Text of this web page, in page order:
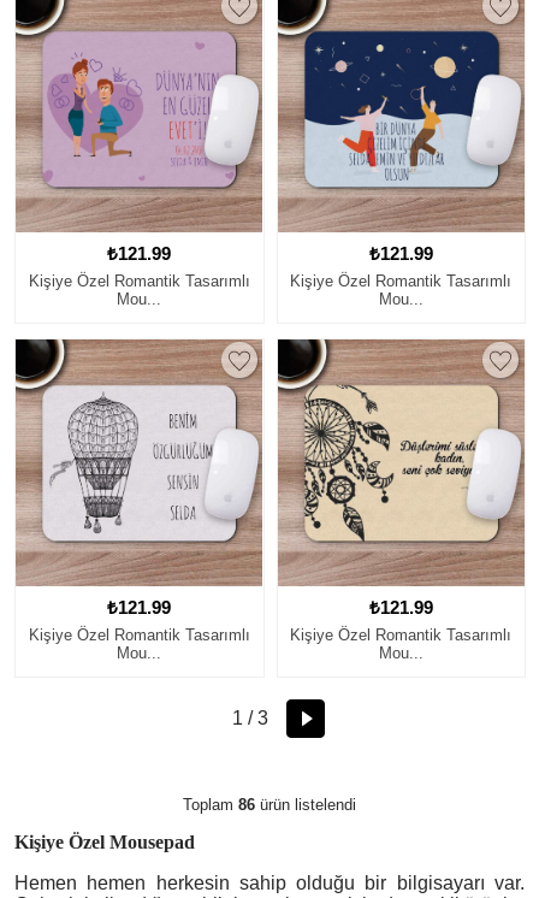
₺121.99
Kişiye Özel Romantik Tasarımlı
Mou...
₺121.99
Kişiye Özel Romantik Tasarımlı
Mou...
₺121.99
Kişiye Özel Romantik Tasarımlı
Mou...
₺121.99
Kişiye Özel Romantik Tasarımlı
Mou...
1 / 3
Toplam 86 ürün listelendi
Kişiye Özel Mousepad
Hemen hemen herkesin sahip olduğu bir bilgisayarı var.